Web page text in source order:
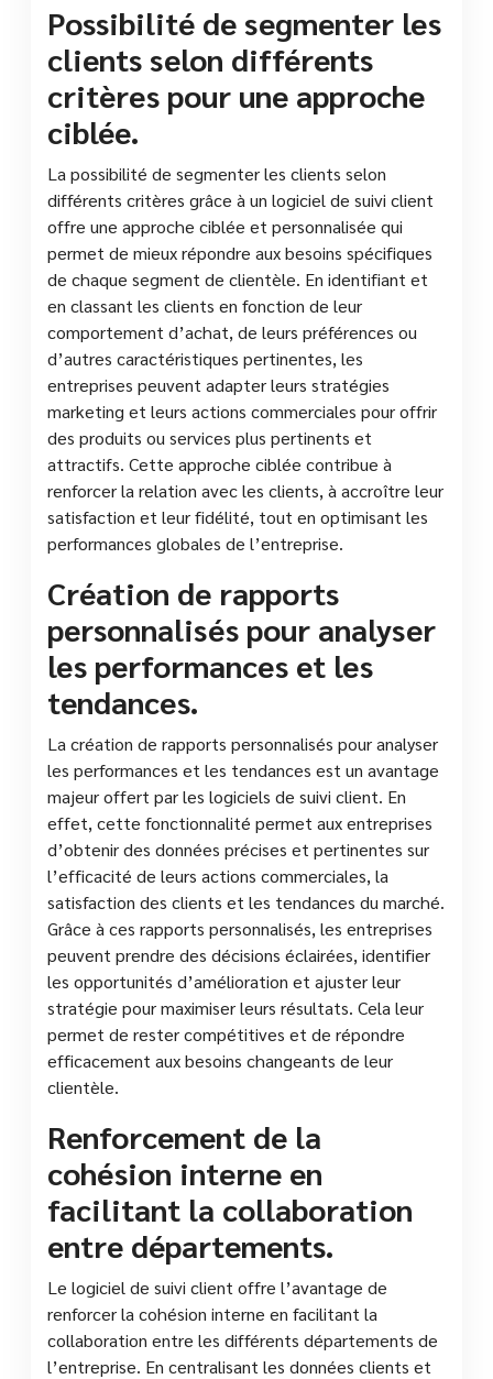
Possibilité de segmenter les
clients selon différents
critères pour une approche
ciblée.
La possibilité de segmenter les clients selon
différents critères grâce à un logiciel de suivi client
offre une approche ciblée et personnalisée qui
permet de mieux répondre aux besoins spécifiques
de chaque segment de clientèle. En identifiant et
en classant les clients en fonction de leur
comportement d’achat, de leurs préférences ou
d’autres caractéristiques pertinentes, les
entreprises peuvent adapter leurs stratégies
marketing et leurs actions commerciales pour offrir
des produits ou services plus pertinents et
attractifs. Cette approche ciblée contribue à
renforcer la relation avec les clients, à accroître leur
satisfaction et leur fidélité, tout en optimisant les
performances globales de l’entreprise.
Création de rapports
personnalisés pour analyser
les performances et les
tendances.
La création de rapports personnalisés pour analyser
les performances et les tendances est un avantage
majeur offert par les logiciels de suivi client. En
effet, cette fonctionnalité permet aux entreprises
d’obtenir des données précises et pertinentes sur
l’efficacité de leurs actions commerciales, la
satisfaction des clients et les tendances du marché.
Grâce à ces rapports personnalisés, les entreprises
peuvent prendre des décisions éclairées, identifier
les opportunités d’amélioration et ajuster leur
stratégie pour maximiser leurs résultats. Cela leur
permet de rester compétitives et de répondre
efficacement aux besoins changeants de leur
clientèle.
Renforcement de la
cohésion interne en
facilitant la collaboration
entre départements.
Le logiciel de suivi client offre l’avantage de
renforcer la cohésion interne en facilitant la
collaboration entre les différents départements de
l’entreprise. En centralisant les données clients et